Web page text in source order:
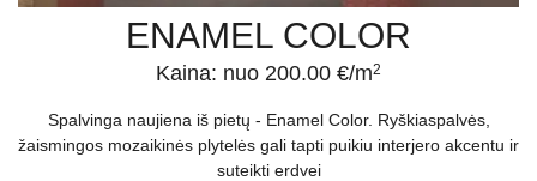
ENAMEL COLOR
Kaina: nuo 200.00 €/m2
Spalvinga naujiena iš pietų - Enamel Color. Ryškiaspalvės,
žaismingos mozaikinės plytelės gali tapti puikiu interjero akcentu ir
suteikti erdvei